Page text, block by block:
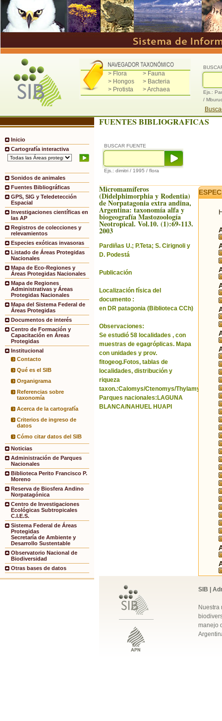
> Flora
> Fauna
> Hongos
> Bacteria
> Protista
> Archaea
Ejs.:
/
Inicio
Cartografía interactiva
Sonidos de animales
Fuentes Bibliográficas
GPS, SIG y Teledetección
Espacial
Investigaciones científicas en
las AP
Registros de colecciones y
relevamientos
Especies exóticas invasoras
Listado de Áreas Protegidas
Nacionales
Mapa de Eco-Regiones y
Áreas Protegidas Nacionales
Mapa de Regiones
Administrativas y Áreas
Protegidas Nacionales
Mapa del Sistema Federal de
Áreas Protegidas
Documentos de interés
Centro de Formación y
Capacitación en Áreas
Protegidas
Institucional
Contacto
Qué es el SIB
Organigrama
Referencias sobre
taxonomía
Acerca de la cartografía
Criterios de ingreso de
datos
Cómo citar datos del SIB
Noticias
Administración de Parques
Nacionales
Biblioteca Perito Francisco P.
Moreno
Reserva de Biosfera Andino
Norpatagónica
Centro de Investigaciones
Ecológicas Subtropicales
C.I.E.S.
Sistema Federal de Áreas
Protegidas
Secretaría de Ambiente y
Desarrollo Sustentable
Observatorio Nacional de
Biodiversidad
Otras bases de datos
FUENTES BIBLIOGRAFICAS
BUSCAR FUENTE
Ejs.: dimitri / 1995 / flora
Micromamíferos
(Didelphimorphia y Rodentia)
de Norpatagonia extra andina,
Argentina: taxonomía alfa y
biogeografía Mastozoología
Neotropical. Vol.10. (1):69-113.
2003
Pardiñas U.; P.Teta; S. Cirignoli y
D. Podestá
Publicación
Localización física del
documento :
en DR patagonia (Biblioteca CCh)
Observaciones:
Se estudió 58 localidades , con
muestras de egagróplicas. Mapa
con unidades y prov.
fitogeog.Fotos, tablas de
localidades, distribución y
riqueza
taxon.:Calomys/Ctenomys/Thylamys/
Parques nacionales:LAGUNA
BLANCA/NAHUEL HUAPI
SIB |
Nuestra
manejo